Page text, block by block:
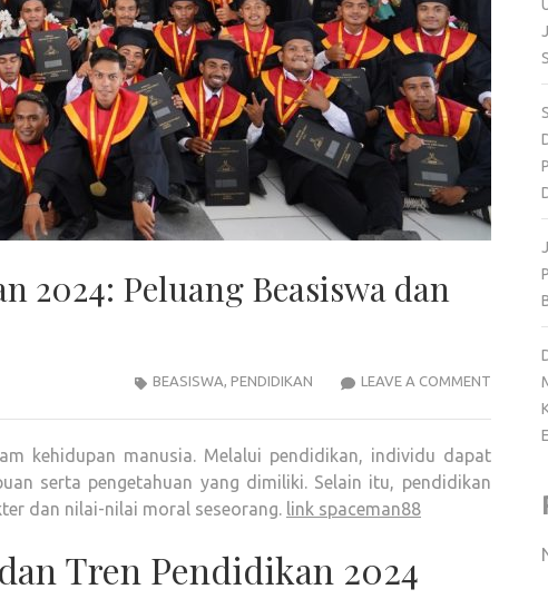
2024: Peluang Beasiswa dan
LEAVE A COMMENT
2024:
PELUANG
BEASISWA PENDIDIKAN
kehidupan manusia. Melalui pendidikan, individu dapat
serta pengetahuan yang dimiliki. Selain itu, pendidikan
dan nilai-nilai moral seseorang. link spaceman88
Tren Pendidikan 2024